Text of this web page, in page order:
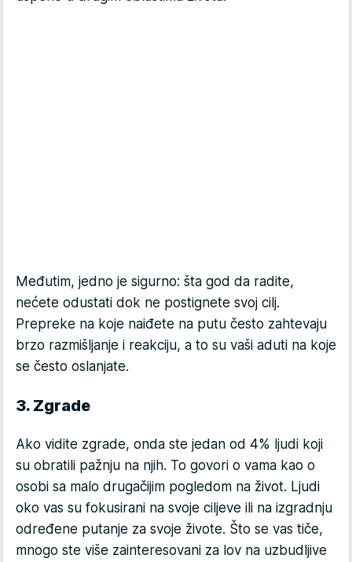
Međutim, jedno je sigurno: šta god da radite,
nećete odustati dok ne postignete svoj cilj.
Prepreke na koje naiđete na putu često zahtevaju
brzo razmišljanje i reakciju, a to su vaši aduti na koje
se često oslanjate.
3. Zgrade
Ako vidite zgrade, onda ste jedan od 4% ljudi koji
su obratili pažnju na njih. To govori o vama kao o
osobi sa malo drugačijim pogledom na život. Ljudi
oko vas su fokusirani na svoje ciljeve ili na izgradnju
određene putanje za svoje živote. Što se vas tiče,
mnogo ste više zainteresovani za lov na uzbudljive